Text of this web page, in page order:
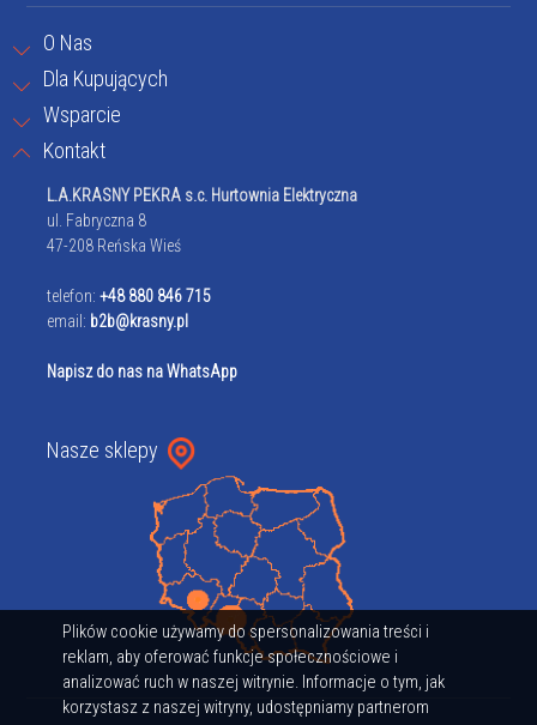
Plików cookie używamy do spersonalizowania treści i
reklam, aby oferować funkcje społecznościowe i
analizować ruch w naszej witrynie. Informacje o tym, jak
korzystasz z naszej witryny, udostępniamy partnerom
O Nas
Dla Kupujących
Wsparcie
Kontakt
L.A.KRASNY PEKRA s.c. Hurtownia Elektryczna
ul. Fabryczna 8
47-208 Reńska Wieś
telefon: +48 880 846 715
email: b2b@krasny.pl
Napisz do nas na WhatsApp
Nasze sklepy